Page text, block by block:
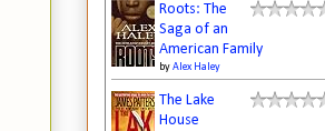
Roots: The
Saga of an
American Family
byAlex Haley
The Lake
House